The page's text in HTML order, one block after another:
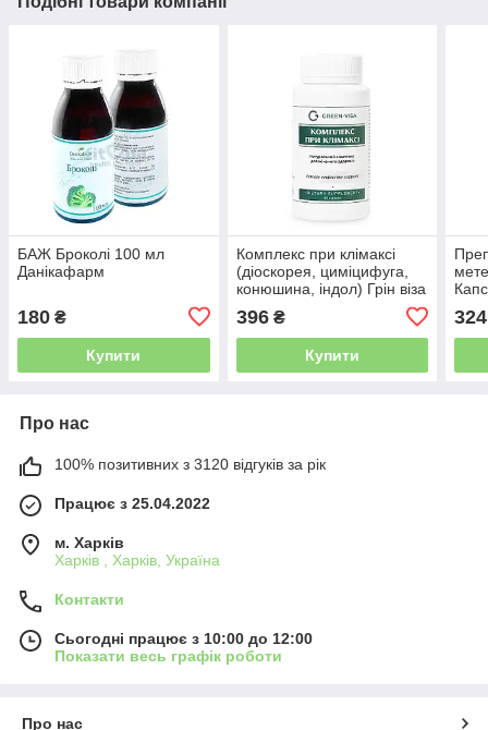
БАЖ Броколі 100 мл
Данікафарм
180 ₴
Купити
Комплекс при клімаксі
(діоскорея, циміцифуга,
конюшина, індол) Грін віза
396₴
Купити
324
Про нас
100% позитивних з 3120 відгуків за рік
Працює з 25.04.2022
м. Харків
Харків , Харків, Україна
Контакти
Сьогодні працює з 10:00 до 12:00
Показати весь графік роботи
Про нас